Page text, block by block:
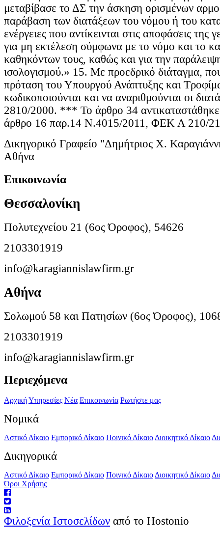
μεταβίβασε το ΔΣ την άσκηση ορισμένων
παράβαση των διατάξεων του νόμου ή του
ενέργειες που αντίκεινται στις αποφάσεις της
για μη εκτέλεση σύμφωνα με το νόμο και το
καθηκόντων τους, καθώς και για την
ισολογισμού.» 15. Με προεδρικό διάταγμα,
πρόταση του Υπουργού Ανάπτυξης και
κωδικοποιούνται και να αναριθμούνται οι
2810/2000. *** Το άρθρο 34
άρθρο 16 παρ.14 Ν.4015/2011, ΦΕΚ Α 210/
Δικηγορικό Γραφείο "Δημήτριος Χ.
Αθήνα
Επικοινωνία
Θεσσαλονίκη
Πολυτεχνείου 21 (6ος Όροφος), 54626
2103301919
info@karagiannislawfirm.gr
Αθήνα
Σολωμού 58 και Πατησίων (6ος Όροφος),
2103301919
info@karagiannislawfirm.gr
Περιεχόμενα
ΑρχικήΥπηρεσίες Νέα Επικοινωνία Ρωτήστε μας
Νομικά
Αστικό Δίκαιο Εμπορικό Δίκαιο Ποινικό Δίκαιο Διοικητικό Δίκαιο
Δικηγορικά
Αστικό Δίκαιο Εμπορικό Δίκαιο Ποινικό Δίκαιο Διοικητικό Δίκαιο
Όροι Χρήσης
Φιλοξενία Ιστοσελίδων από το Hostonio